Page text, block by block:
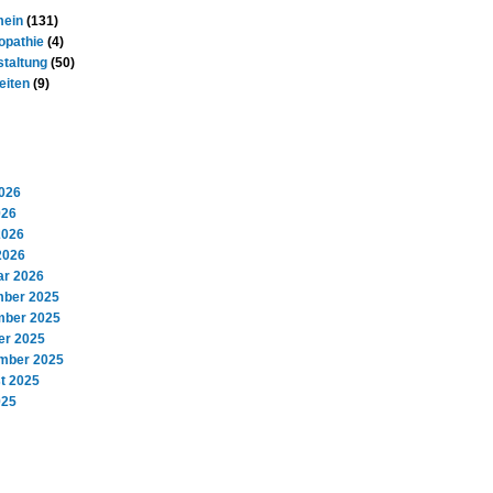
(131)
(4)
(50)
(9)
2026
2025
2025
2025
2025
2025